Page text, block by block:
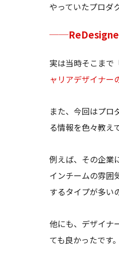
やっていたプロダ
──ReDesigner
実は当時そこまで
ャリアデザイナー
また、今回はプロ
る情報を色々教え
例えば、その企業
インチームの雰囲
するタイプが多い
他にも、デザイナ
ても良かったです。